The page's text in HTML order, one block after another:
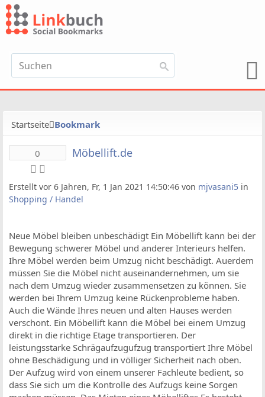
Startseite Bookmark
0 Möbellift.de
Erstellt vor 6 Jahren, Fr, 1 Jan 2021 14:50:46 von mjvasani5 in
Shopping / Handel
Neue Möbel bleiben unbeschädigt Ein Möbellift kann bei der
Bewegung schwerer Möbel und anderer Interieurs helfen.
Ihre Möbel werden beim Umzug nicht beschädigt. Auerdem
müssen Sie die Möbel nicht auseinandernehmen, um sie
nach dem Umzug wieder zusammensetzen zu können. Sie
werden bei Ihrem Umzug keine Rückenprobleme haben.
Auch die Wände Ihres neuen und alten Hauses werden
verschont. Ein Möbellift kann die Möbel bei einem Umzug
direkt in die richtige Etage transportieren. Der
leistungsstarke Schrägaufzugufzug transportiert Ihre Möbel
ohne Beschädigung und in völliger Sicherheit nach oben.
Der Aufzug wird von einem unserer Fachleute bedient, so
dass Sie sich um die Kontrolle des Aufzugs keine Sorgen